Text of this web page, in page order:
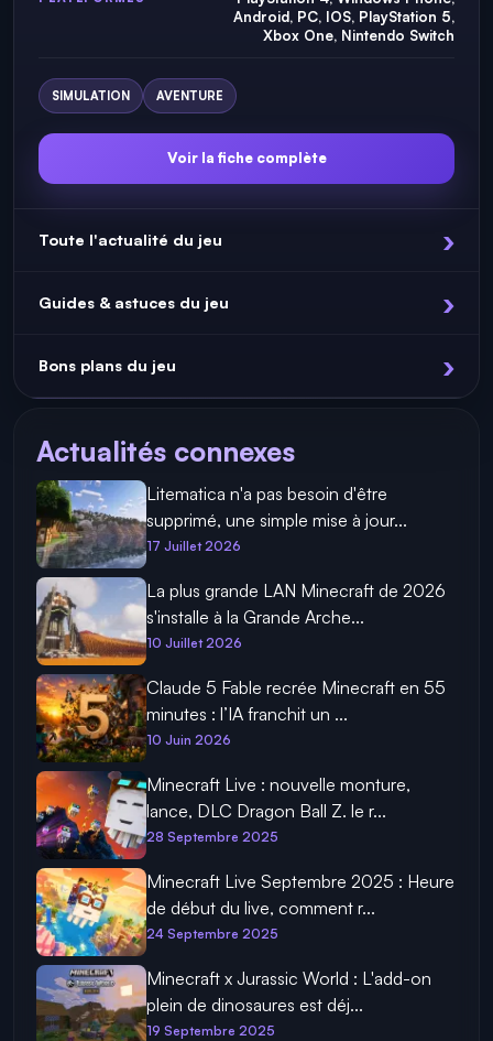
Android, PC, IOS, PlayStation 5,
Xbox One, Nintendo Switch
SIMULATION AVENTURE
Voir la fiche complète
Toute l'actualité du jeu
Guides & astuces du jeu
Bons plans du jeu
Actualités connexes
Litematica n'a pas besoin d'être
supprimé, une simple mise à jour...
17 Juillet 2026
La plus grande LAN Minecraft de 2026
s'installe à la Grande Arche...
10 Juillet 2026
Claude 5 Fable recrée Minecraft en 55
minutes : l’IA franchit un ...
10 Juin 2026
Minecraft Live : nouvelle monture,
lance, DLC Dragon Ball Z. le r...
28 Septembre 2025
Minecraft Live Septembre 2025 : Heure
de début du live, comment r...
24 Septembre 2025
Minecraft x Jurassic World : L'add-on
plein de dinosaures est déj...
19 Septembre 2025